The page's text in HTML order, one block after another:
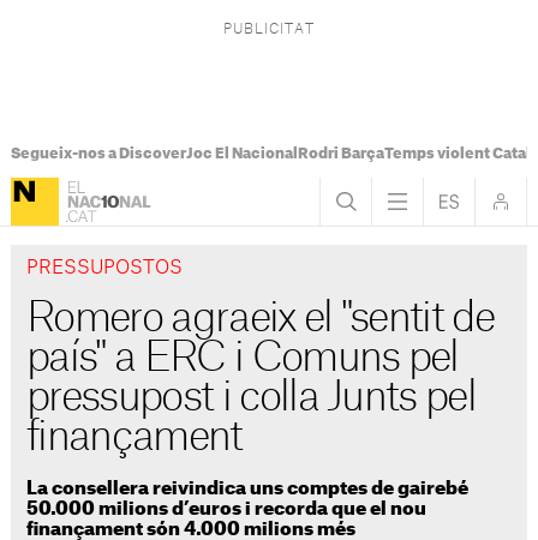
Segueix-nos a DiscoverJoc El Nacional Rodri BarçaTemps violent
PRESSUPOSTOS
Romero agraeix el "sentit de
país" a ERC i Comuns pel
pressupost i colla Junts pel
finançament
La consellera reivindica uns comptes de gairebé
50.000 milions d’euros i recorda que el nou
finançament són 4.000 milions més